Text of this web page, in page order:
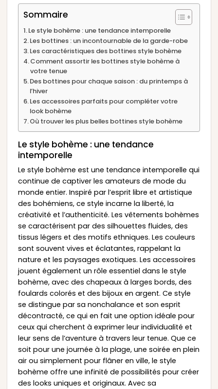
Sommaire
Le style bohème : une tendance intemporelle
Les bottines : un incontournable de la garde-robe
Les caractéristiques des bottines style bohème
Comment assortir les bottines style bohème à
votre tenue
Des bottines pour chaque saison : du printemps à
l’hiver
Les accessoires parfaits pour compléter votre
look bohème
Où trouver les plus belles bottines style bohème
Le style bohème : une tendance
intemporelle
Le style bohème est une tendance intemporelle qui
continue de captiver les amateurs de mode du
monde entier. Inspiré par l’esprit libre et artistique
des bohémiens, ce style incarne la liberté, la
créativité et l’authenticité. Les vêtements bohèmes
se caractérisent par des silhouettes fluides, des
tissus légers et des motifs ethniques. Les couleurs
sont souvent vives et éclatantes, rappelant la
nature et les paysages exotiques. Les accessoires
jouent également un rôle essentiel dans le style
bohème, avec des chapeaux à larges bords, des
foulards colorés et des bijoux en argent. Ce style
se distingue par sa nonchalance et son esprit
décontracté, ce qui en fait une option idéale pour
ceux qui cherchent à exprimer leur individualité et
leur sens de l’aventure à travers leur tenue. Que ce
soit pour une journée à la plage, une soirée en plein
air ou simplement pour flâner en ville, le style
bohème offre une infinité de possibilités pour créer
des looks uniques et originaux. Avec sa